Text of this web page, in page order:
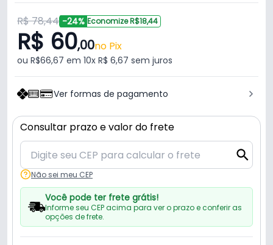
R$ 78,44 -24% Economize R$18,44
R$ 60,00no Pix
ou R$66,67 em 10x R$ 6,67 sem juros
Ver formas de pagamento
Consultar prazo e valor do frete
Não sei meu CEP
Você pode ter frete grátis!
Informe seu CEP acima para ver o prazo e conferir as
opções de frete.